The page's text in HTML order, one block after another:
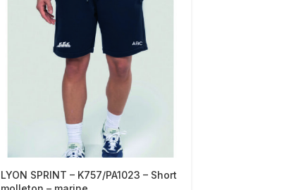
LYON SPRINT – K757/PA1023 – Short